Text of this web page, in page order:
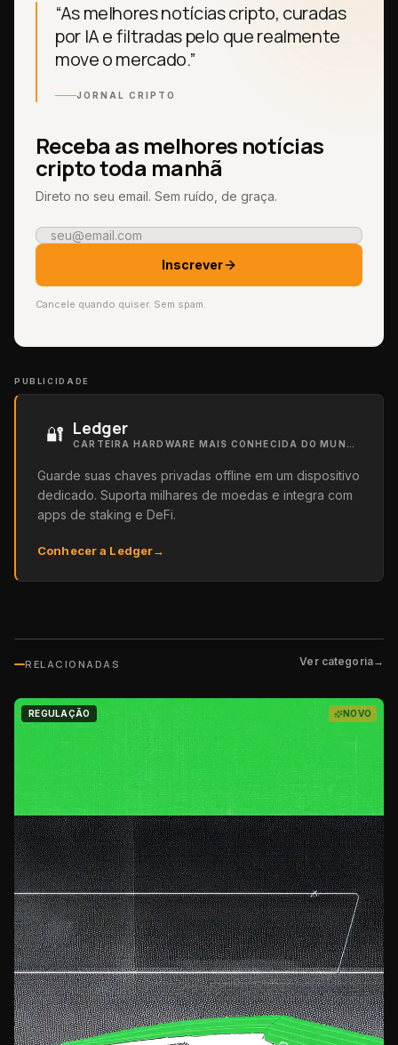
“As melhores notícias cripto, curadas
por IA e filtradas pelo que realmente
move o mercado.”
JORNAL CRIPTO
Receba as melhores notícias
cripto toda manhã
Direto no seu email. Sem ruído, de graça.
Inscrever
Cancele quando quiser. Sem spam.
PUBLICIDADE
🔐 Ledger
Guarde suas chaves privadas offline em um dispositivo
dedicado. Suporta milhares de moedas e integra com
apps de staking e DeFi.
Conhecer a Ledger→
RELACIONADAS Ver categoria→
REGULAÇÃO NOVO